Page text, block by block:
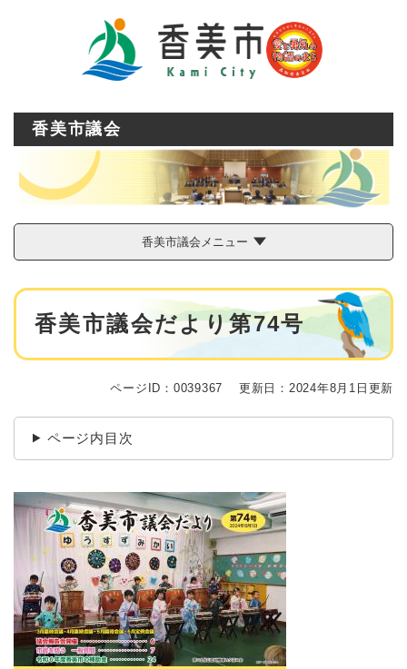
香美市議会
香美市議会メニュー
本
香美市議会だより第74号
ページID：0039367 更新日：2024年8月1日更新
ページ内目次